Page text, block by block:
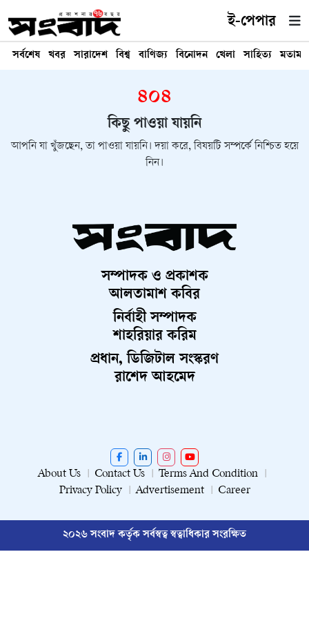
ই-পেপার
সর্বশেষ খবর সারাদেশ বিশ্ব বাণিজ্য বিনোদন খেলা সাহিত্য মতামত
৪০৪
কিছু পাওয়া যায়নি
আপনি যা খুঁজছেন, তা পাওয়া যায়নি। দয়া করে, বিষয়টি সম্পর্কে নিশ্চিত হয়ে
নিন।
সম্পাদক ও প্রকাশক
আলতামাশ কবির
নির্বাহী সম্পাদক
শাহরিয়ার করিম
প্রধান, ডিজিটাল সংস্করণ
রাশেদ আহমেদ
About Us Contact Us
Terms And Condition
Privacy Policy
Advertisement Career
২০২৬ সংবাদ কর্তৃক সর্বস্বত্ব স্বত্বাধিকার সংরক্ষিত